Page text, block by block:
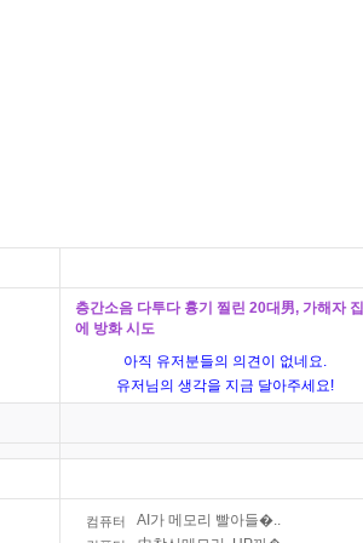
층간소음 다투다 흉기 찔린 20대男, 가해자 집
에 방화 시도
아직 유저분들의 의견이 없네요.
유저님의 생각을 지금 달아주세요!
컴퓨터 AI가 메모리 빨아들�..